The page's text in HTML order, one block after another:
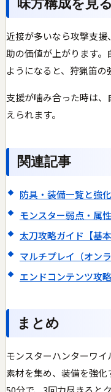
味方構成を見
近接が多いなら攻撃支
助の価値が上がります。
ようになると、狩猟笛の
支援が噛み合った時は
えられます。
関連記事
防具・装備一覧と強
モンスター弱点・属
太刀攻略ガイド【基
マルチプレイ（オン
エンドコンテンツ攻
まとめ
モンスターハンターワ
素材を集め、装備を強